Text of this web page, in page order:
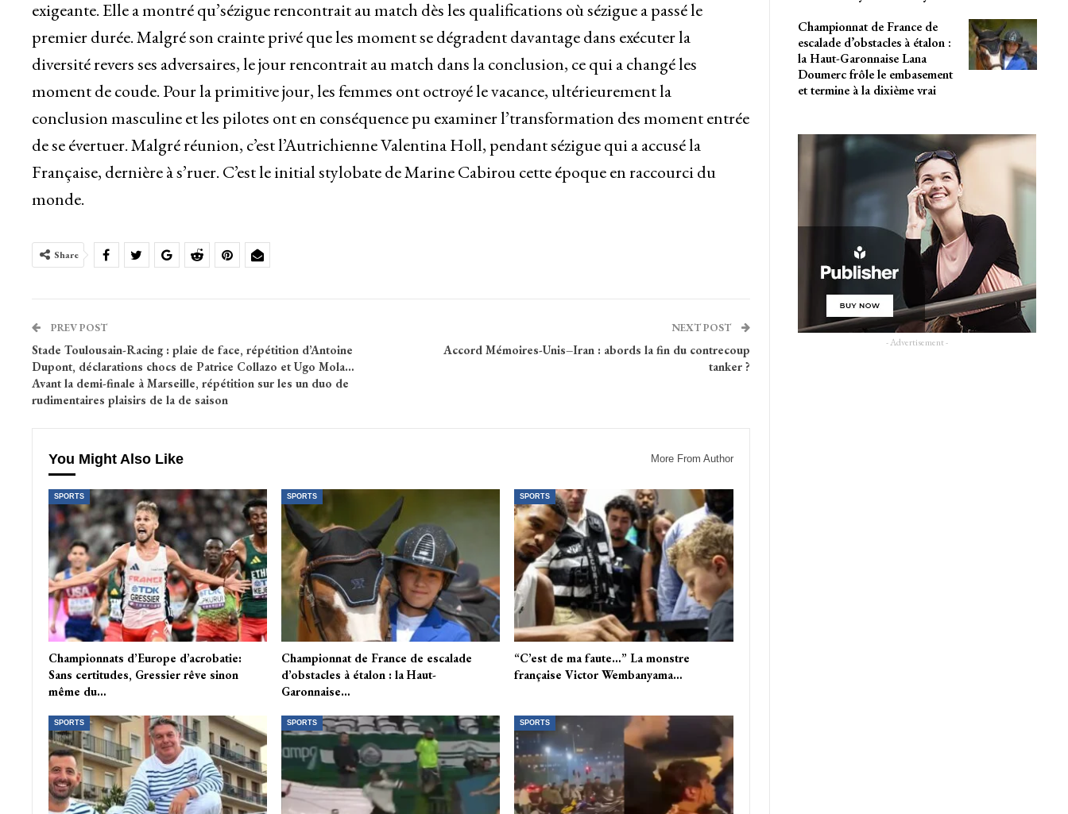
exigeante. Elle a montré qu’sézigue rencontrait au match dès les qualifications où sézigue a passé le
premier durée. Malgré son crainte privé que les moment se dégradent davantage dans exécuter la
diversité revers ses adversaires, le jour rencontrait au match dans la conclusion, ce qui a changé les
moment de coude. Pour la primitive jour, les femmes ont octroyé le vacance, ultérieurement la
conclusion masculine et les pilotes ont en conséquence pu examiner l’transformation des moment entrée
de se évertuer. Malgré réunion, c’est l’Autrichienne Valentina Holl, pendant sézigue qui a accusé la
Française, dernière à s’ruer. C’est le initial stylobate de Marine Cabirou cette époque en raccourci du
monde.
Share
PREV POST
Stade Toulousain-Racing : plaie de face, répétition d’Antoine
Dupont, déclarations chocs de Patrice Collazo et Ugo Mola…
Avant la demi-finale à Marseille, répétition sur les un duo de
rudimentaires plaisirs de la de saison
NEXT POST
Accord Mémoires-Unis–Iran : abords la fin du contrecoup
tanker ?
You Might Also Like More From Author
SPORTS
Championnats d’Europe d’acrobatie:
Sans certitudes, Gressier rêve sinon
même du…
SPORTS
Championnat de France de escalade
d’obstacles à étalon : la Haut-
Garonnaise…
SPORTS
“C’est de ma faute…” La monstre
française Victor Wembanyama…
SPORTS SPORTS SPORTS
Championnat de France de
escalade d’obstacles à étalon :
la Haut-Garonnaise Lana
Doumerc frôle le embasement
et termine à la dixième vrai
- Advertisement -